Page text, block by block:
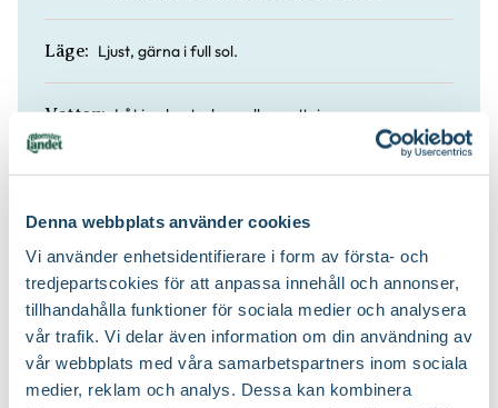
Denna webbplats använder cookies
Vi använder enhetsidentifierare i form av första- och
tredjepartscokies för att anpassa innehåll och annonser,
tillhandahålla funktioner för sociala medier och analysera
vår trafik. Vi delar även information om din användning av
vår webbplats med våra samarbetspartners inom sociala
medier, reklam och analys. Dessa kan kombinera
Läge: Ljust, gärna i full sol.
Vatten: Låt jorden torka mellan vattningarna.
Ursprung: Sydafrika.
Jordprodukter: Blomjord